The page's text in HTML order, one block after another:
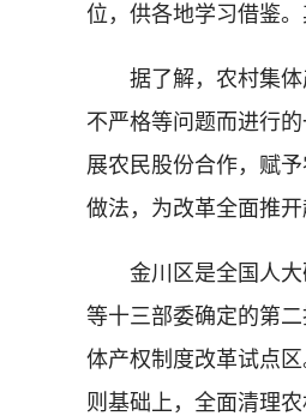
位，供各地学习借鉴
据了解，农村集体
不严格等问题而进行
展农民股份合作，赋
做法，为改革全面推开
金川区是全国人大
等十三部委确定的第
体产权制度改革试点
则基础上，全面清理